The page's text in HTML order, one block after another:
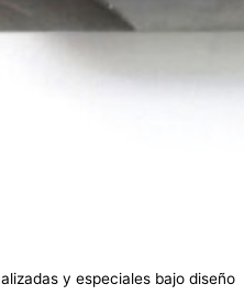
y especiales bajo diseño